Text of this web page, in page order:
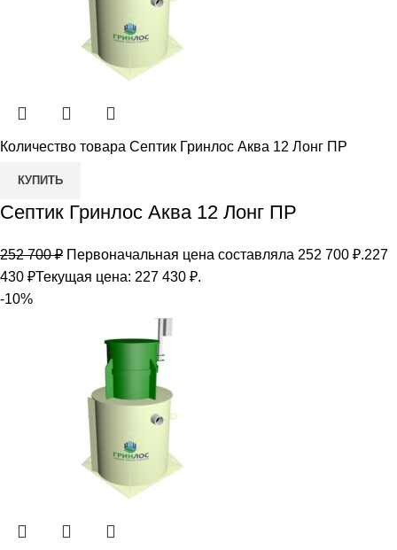
Количество товара Септик Гринлос Аква 12 Лонг ПР
КУПИТЬ
Септик Гринлос Аква 12 Лонг ПР
252 700₽ Первоначальная цена составляла 252 700 ₽.227
430 ₽Текущая цена: 227 430 ₽.
-10%